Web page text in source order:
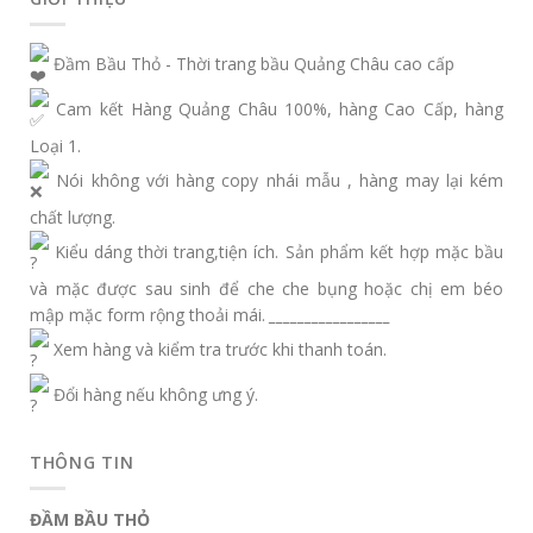
Đầm Bầu Thỏ - Thời trang bầu Quảng Châu cao cấp
Cam kết Hàng Quảng Châu 100%, hàng Cao Cấp, hàng
Loại 1.
Nói không với hàng copy nhái mẫu , hàng may lại kém
chất lượng.
Kiểu dáng thời trang,tiện ích. Sản phẩm kết hợp mặc bầu
và mặc được sau sinh để che che bụng hoặc chị em béo
mập mặc form rộng thoải mái.
Xem hàng và kiểm tra trước khi thanh toán.
Đổi hàng nếu không ưng ý.
THÔNG TIN
ĐẦM BẦU THỎ